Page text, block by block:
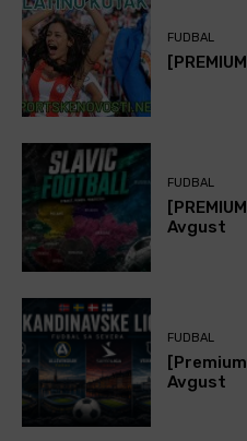
FUDBAL
FUDBAL
Avgust
FUDBAL
Avgust